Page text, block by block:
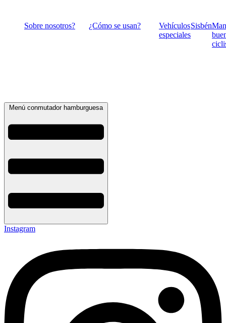
contenidoSobre nosotros? ¿Cómo se usan?
Vehículos
especiales
Sisbén
Menú conmutador hamburguesa
Instagram